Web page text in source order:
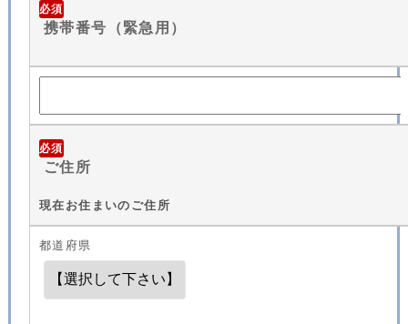
必須
携帯番号（緊急用）
必須
ご住所
現在お住まいのご住所
都道府県